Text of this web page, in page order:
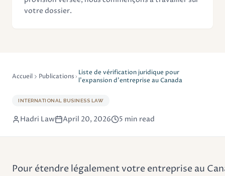
votre dossier.
Accueil Publications Liste de vérification juridique pour
l'expansion d'entreprise au Canada
INTERNATIONAL BUSINESS LAW
Hadri Law April 20, 2026 5 min read
Pour étendre légalement votre entreprise au